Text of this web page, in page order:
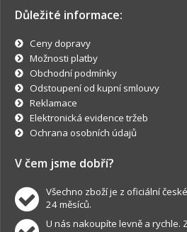
Důležité informace:
Ceny dopravy
Možnosti platby
Obchodní podmínky
Odstoupení od kupní smlouvy
Reklamace
Elektronická evidence tržeb
Ochrana osobních údajů
V čem jsme dobří?
Všechno zboží je z oficiální
24 měsíců.
U nás nakoupíte levně a rychle.